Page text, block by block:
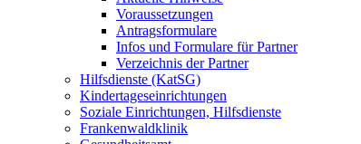
Voraussetzungen
Antragsformulare
Infos und Formulare für Partner
Verzeichnis der Partner
Hilfsdienste (KatSG)
Kindertageseinrichtungen
Soziale Einrichtungen, Hilfsdienste
Frankenwaldklinik